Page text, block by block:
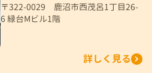
〒322-0029 鹿沼市西茂呂1丁目26-
6 緑台Mビル1階
詳しく見る